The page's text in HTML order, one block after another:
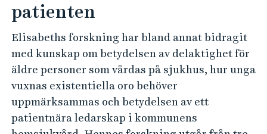
patienten
Elisabeths forskning har bland annat bidragit
med kunskap om betydelsen av delaktighet för
äldre personer som vårdas på sjukhus, hur unga
vuxnas existentiella oro behöver
uppmärksammas och betydelsen av ett
patientnära ledarskap i kommunens